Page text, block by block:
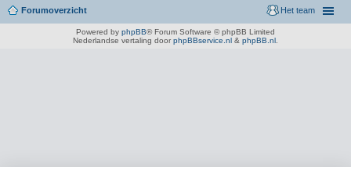
Forumoverzicht Het team
Powered by phpBB® Forum Software © phpBB Limited
Nederlandse vertaling door phpBBservice.nl & phpBB.nl